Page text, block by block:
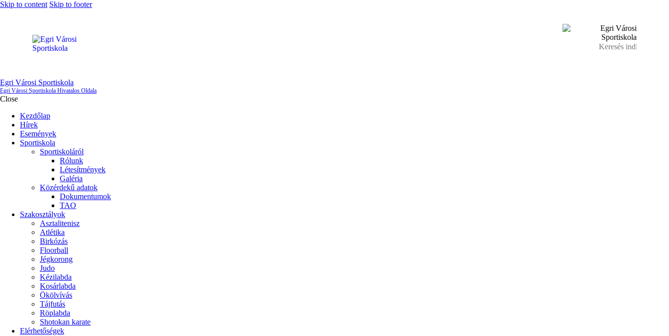
Skip to content Skip to footer
Egri Városi Sportiskola
Egri Városi Sportiskola Hivatalos Oldala
Close
Kezdőlap
Hírek
Események
Sportiskola
Sportiskoláról
Rólunk
Létesítmények
Galéria
Közérdekű adatok
Dokumentumok
TAO
Szakosztályok
Asztalitenisz
Atlétika
Birkózás
Floorball
Jégkorong
Judo
Kézilabda
Kosárlabda
Ökölvívás
Tájfutás
Röplabda
Shotokan karate
Elérhetőségek